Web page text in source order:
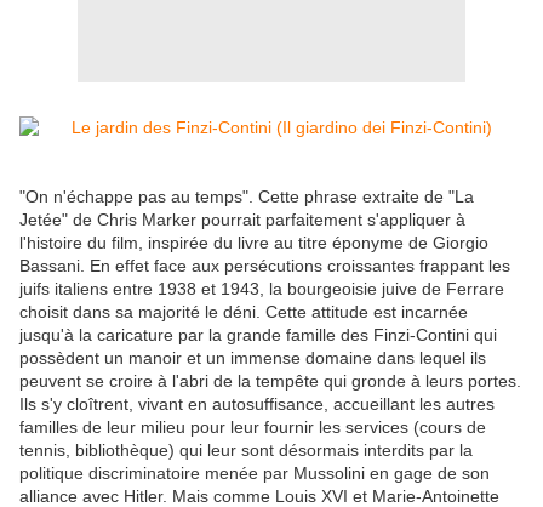
"On n'échappe pas au temps". Cette phrase extraite de "La
Jetée" de Chris Marker pourrait parfaitement s'appliquer à
l'histoire du film, inspirée du livre au titre éponyme de Giorgio
Bassani. En effet face aux persécutions croissantes frappant les
juifs italiens entre 1938 et 1943, la bourgeoisie juive de Ferrare
choisit dans sa majorité le déni. Cette attitude est incarnée
jusqu'à la caricature par la grande famille des Finzi-Contini qui
possèdent un manoir et un immense domaine dans lequel ils
peuvent se croire à l'abri de la tempête qui gronde à leurs portes.
Ils s'y cloîtrent, vivant en autosuffisance, accueillant les autres
familles de leur milieu pour leur fournir les services (cours de
tennis, bibliothèque) qui leur sont désormais interdits par la
politique discriminatoire menée par Mussolini en gage de son
alliance avec Hitler. Mais comme Louis XVI et Marie-Antoinette